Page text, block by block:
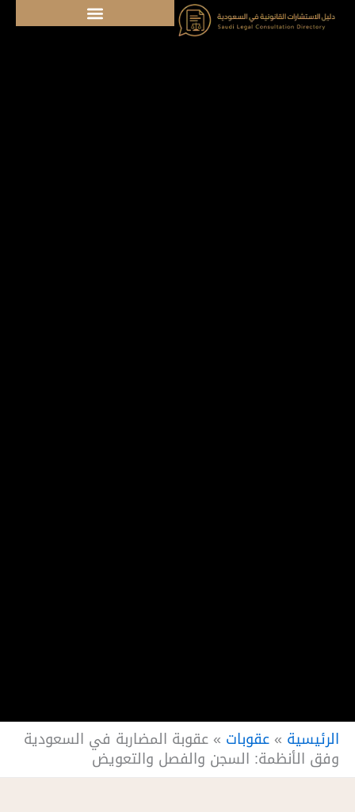
تخطي
الرئيسية »عقوبات »عقوبة المضاربة في السعودية
وفق الأنظمة: السجن والفصل والتعويض